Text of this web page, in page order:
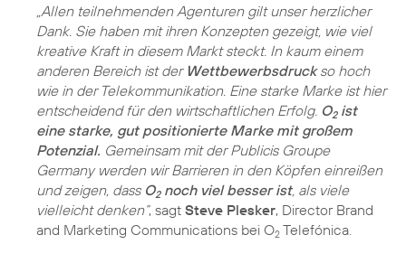
„Allen teilnehmenden Agenturen gilt unser herzlicher
Dank. Sie haben mit ihren Konzepten gezeigt, wie viel
kreative Kraft in diesem Markt steckt. In kaum einem
anderen Bereich ist der Wettbewerbsdruckso hoch
wie in der Telekommunikation. Eine starke Marke ist hier
entscheidend für den wirtschaftlichen Erfolg. O2ist
eine starke, gut positionierte Marke mit großem
Potenzial. Gemeinsam mit der Publicis Groupe
Germany werden wir Barrieren in den Köpfen einreißen
und zeigen, dass O2noch viel besser ist, als viele
vielleicht denken“, sagt Steve Plesker, Director Brand
and Marketing Communications bei O2 Telefónica.